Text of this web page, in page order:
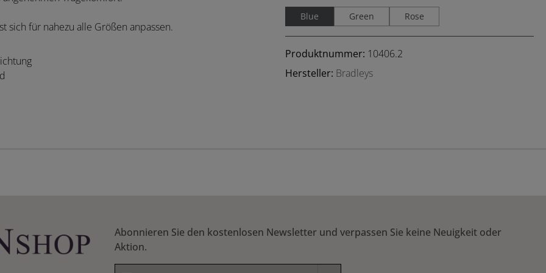
Blue Green Rose
Produktnummer: 10406.2
Hersteller: Bradleys
sich für nahezu alle Größen anpassen.
Abonnieren Sie den kostenlosen Newsletter und verpassen Sie keine Neuigkeit oder
Aktion.